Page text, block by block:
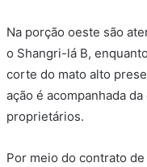
Na porção oeste são
o Shangri-lá B,
corte do mato alto
ação é acompanhada
proprietários.
Por meio do contrato